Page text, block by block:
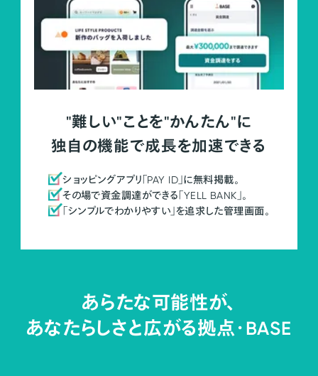
"難しい"ことを"かんたん"に
独自の機能で成長を加速できる
ショッピングアプリ「PAY ID」に無料掲載。
その場で資金調達ができる「YELL BANK」。
「シンプルでわかりやすい」を追求した管理画面。
あらたな可能性が、
あなたらしさと広がる拠点・BASE